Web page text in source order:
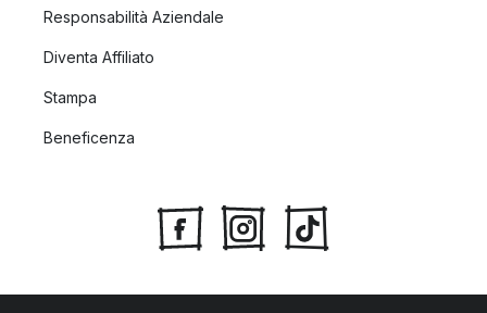
Responsabilità Aziendale
Diventa Affiliato
Stampa
Beneficenza